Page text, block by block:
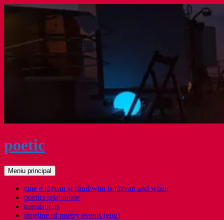
poetic
Caută
Meniu principal
cine e răzvan și când/who is răzvan and when
poetici relaţionale
translations
timeline of poetry events (eng)